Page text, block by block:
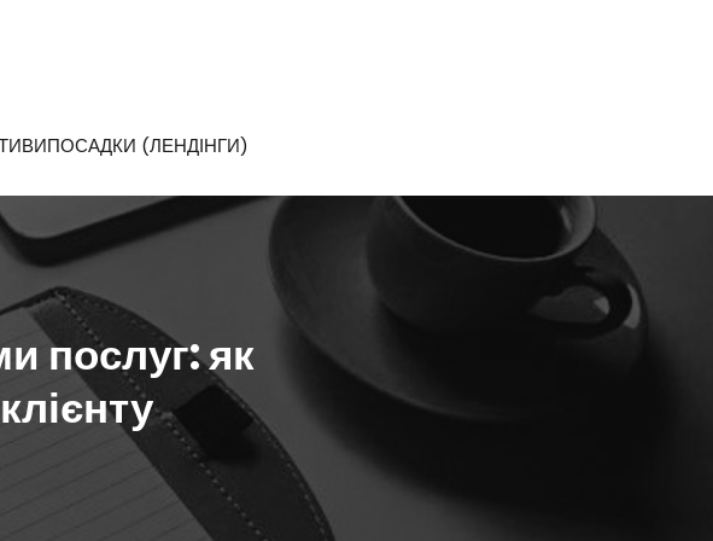
ПОСАДКИ (ЛЕНДІНГИ)
послуг: як